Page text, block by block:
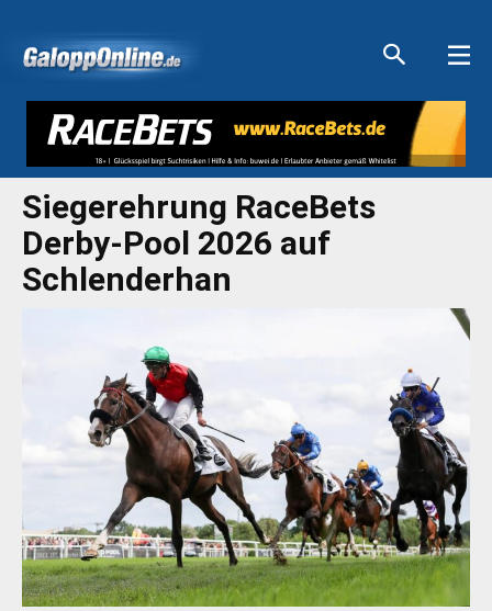
Siegerehrung RaceBets
Derby-Pool 2026 auf
Schlenderhan